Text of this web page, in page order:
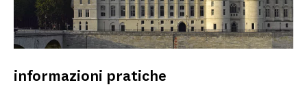
informazioni pratiche